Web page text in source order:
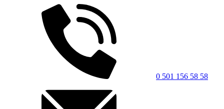
0 501 156 58 58